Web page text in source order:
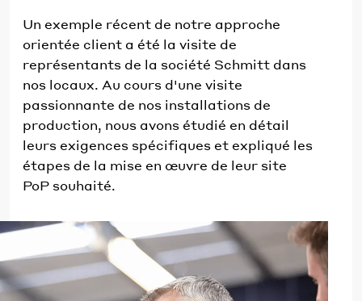
Un exemple récent de notre approche
orientée client a été la visite de
représentants de la société Schmitt dans
nos locaux. Au cours d'une visite
passionnante de nos installations de
production, nous avons étudié en détail
leurs exigences spécifiques et expliqué les
étapes de la mise en œuvre de leur site
PoP souhaité.